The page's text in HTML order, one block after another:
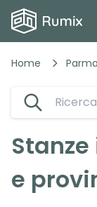
Home Parma
Stanze
e